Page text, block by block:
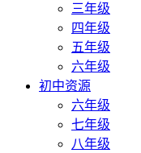
三年级
四年级
五年级
六年级
初中资源
六年级
七年级
八年级